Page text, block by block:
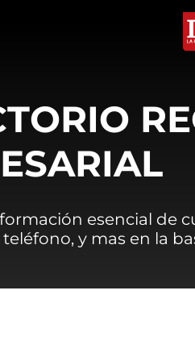
esencial de
teléfono, y mas en la